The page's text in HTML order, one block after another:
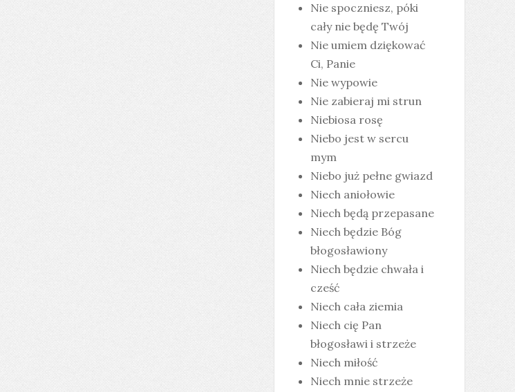
Nie spoczniesz, póki
cały nie będę Twój
Nie umiem dziękować
Ci, Panie
Nie wypowie
Nie zabieraj mi strun
Niebiosa rosę
Niebo jest w sercu
mym
Niebo już pełne gwiazd
Niech aniołowie
Niech będą przepasane
Niech będzie Bóg
błogosławiony
Niech będzie chwała i
cześć
Niech cała ziemia
Niech cię Pan
błogosławi i strzeże
Niech miłość
Niech mnie strzeże